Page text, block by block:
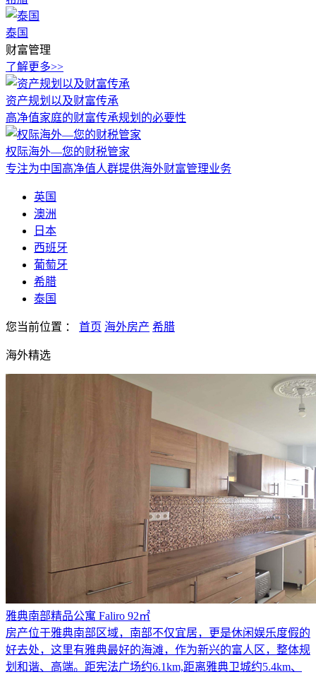
泰国
财富管理
了解更多>>
资产规划以及财富传承
高净值家庭的财富传承规划的必要性
权际海外—您的财税管家
专注为中国高净值人群提供海外财富管理业务
英国
澳洲
日本
西班牙
葡萄牙
希腊
泰国
您当前位置 ： 首页 海外房产 希腊
海外精选
雅典南部精品公寓 Faliro 92㎡
房产位于雅典南部区域，南部不仅宜居，更是休闲娱乐度假的
好去处，这里有雅典最好的海滩，作为新兴的富人区，整体规
划和谐、高端。距宪法广场约6.1km,距离雅典卫城约5.4km、